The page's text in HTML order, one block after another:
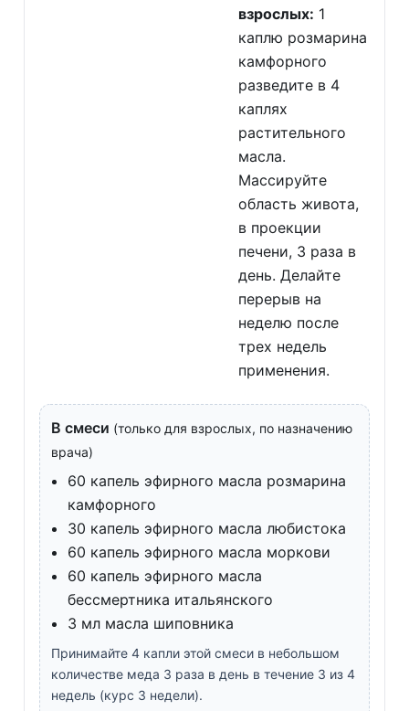
взрослых: 1
каплю розмарина
камфорного
разведите в 4
каплях
растительного
масла.
Массируйте
область живота,
в проекции
печени, 3 раза в
день. Делайте
перерыв на
неделю после
трех недель
применения.
В смеси (только для взрослых, по назначению
врача)
60 капель эфирного масла розмарина
камфорного
30 капель эфирного масла любистока
60 капель эфирного масла моркови
60 капель эфирного масла
бессмертника итальянского
3 мл масла шиповника
Принимайте 4 капли этой смеси в небольшом
количестве меда 3 раза в день в течение 3 из 4
недель (курс 3 недели).